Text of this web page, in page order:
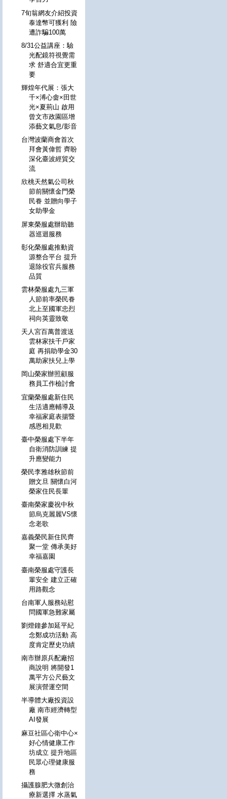
7旬翁網友介紹投資
泰達幣可獲利 險
遭詐騙100萬
8/31公益講座：驗
光配鏡符視覺需
求 舒適合宜更重
要
輝煌年代展：張大
千×溥心畬×田世
光×夏荊山 啟用
曾文市政園區增
添藝文氣息/影音
台灣波蘭商會首次
拜會黃偉哲 齊盼
深化臺波經貿交
流
欣桃天然氣公司秋
節前關懷金門榮
民眷 並贈向學子
女助學金
屏東榮服處辦助聽
器巡迴服務
彰化榮服處推動資
源整合平台 提升
退除役官兵服務
品質
雲林榮服處九三軍
人節前率榮民眷
北上至國軍忠烈
祠向英靈致敬
天人宮百萬普渡送
雲林家扶千戶家
庭 再捐助學金30
萬助家扶兒上學
岡山榮家辦照顧服
務員工作檢討會
宜蘭榮服處新住民
生活適應輔導及
幸福家庭表揚暨
感恩相見歡
臺中榮服處下半年
自衛消防訓練 提
升應變能力
榮民李雅雄秋節前
贈文旦 關懷白河
榮家住民長輩
臺南榮家慶祝中秋
節烏克麗麗VS懷
念老歌
嘉義榮民新住民齊
聚一堂 傳承美好
幸福嘉園
臺南榮服處守護長
輩安全 建立正確
用路觀念
台南軍人服務站慰
問國軍急難家屬
劉燈鐘參加延平紀
念鄭成功活動 高
度肯定歷史功績
南市辦原兵配廠招
商說明 將開發1
萬平方公尺藝文
展演營運空間
半導體大廠投資設
廠 南市經濟轉型
AI發展
麻豆社區心衛中心×
好心情健康工作
坊成立 提升地區
民眾心理健康服
務
攝護腺肥大微創治
療新選擇 水蒸氣